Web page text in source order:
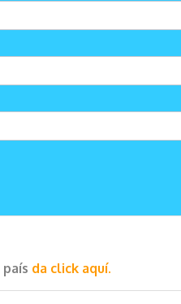
da click aquí.